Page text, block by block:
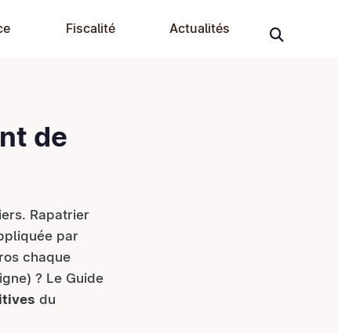
Fiscalité Actualités
de
Rapatrier
par
chaque
? Le Guide
du